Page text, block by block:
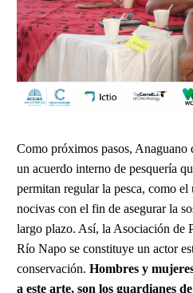
Como próximos pasos, Anaguano
un acuerdo interno de pesquería
permitan regular la pesca, como el
nocivas con el fin de asegurar la
largo plazo. Así, la Asociación de
Río Napo se constituye un actor
conservación. Hombres y
a este arte, son los guardianes